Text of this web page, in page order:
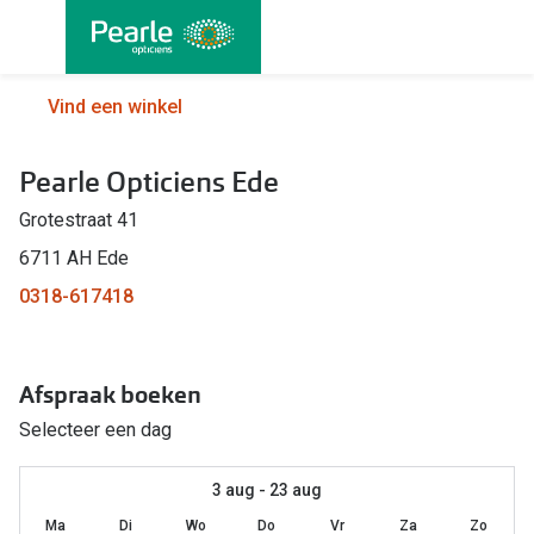
Alle brillen
Herenbrillen
Kinderbrillen
Soorten brillen
Multifocale bril
Blauw-violet licht bril
Vind een winkel
Pearle Opticiens Ede
Grotestraat 41
6711 AH Ede
0318-617418
Afspraak boeken
Selecteer een dag
3 aug - 23 aug
Ma Di Wo Do Vr Za Zo